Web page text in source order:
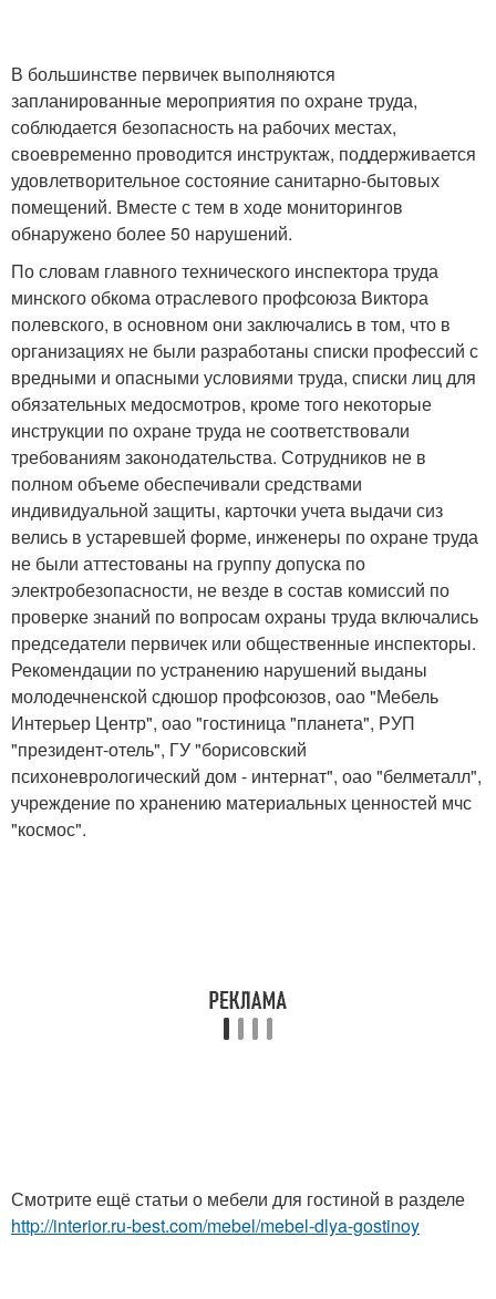
В большинстве первичек выполняются
запланированные мероприятия по охране труда,
соблюдается безопасность на рабочих местах,
своевременно проводится инструктаж, поддерживается
удовлетворительное состояние санитарно-бытовых
помещений. Вместе с тем в ходе мониторингов
обнаружено более 50 нарушений.
По словам главного технического инспектора труда
минского обкома отраслевого профсоюза Виктора
полевского, в основном они заключались в том, что в
организациях не были разработаны списки профессий с
вредными и опасными условиями труда, списки лиц для
обязательных медосмотров, кроме того некоторые
инструкции по охране труда не соответствовали
требованиям законодательства. Сотрудников не в
полном объеме обеспечивали средствами
индивидуальной защиты, карточки учета выдачи сиз
велись в устаревшей форме, инженеры по охране труда
не были аттестованы на группу допуска по
электробезопасности, не везде в состав комиссий по
проверке знаний по вопросам охраны труда включались
председатели первичек или общественные инспекторы.
Рекомендации по устранению нарушений выданы
молодечненской сдюшор профсоюзов, оао "Мебель
Интерьер Центр", оао "гостиница "планета", РУП
"президент-отель", ГУ "борисовский
психоневрологический дом - интернат", оао "белметалл",
учреждение по хранению материальных ценностей мчс
"космос".
Смотрите ещё статьи о мебели для гостиной в разделе
http://interior.ru-best.com/mebel/mebel-dlya-gostinoy